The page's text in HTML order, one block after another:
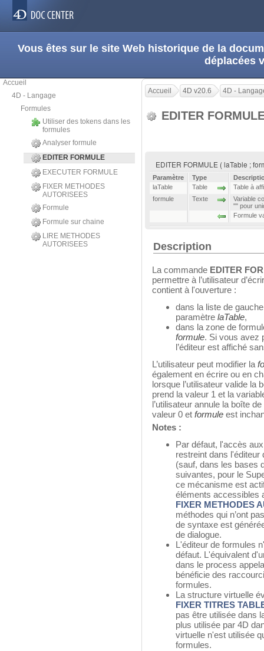
Vous êtes sur le site Web historique de la
déplacées
Accueil
4D - Langage
Formules
Utiliser des tokens dans les
formules
Analyser formule
EDITER FORMULE
EXECUTER FORMULE
FIXER METHODES
AUTORISEES
Formule
Formule sur chaine
LIRE METHODES
AUTORISEES
Accueil 4D v20.6 4D -
EDITER
EDITER FORMULE ( laTable ;
Paramètre Type
laTable
Table
Table à
formule
Texte
Variable
"" pour
Formule
Description
La commande EDITER
permettre à l’utilisateur
contient à l'ouverture :
dans la liste de
paramètre laTable,
dans la zone de
formule. Si vous avez
l’éditeur est affiché
L’utilisateur peut modifier la
également en écrire ou en
lorsque l’utilisateur valide
prend la valeur 1 et la
l’utilisateur annule la boîte
valeur 0 et formule est
Notes :
Par défaut, l'accès
restreint dans
(sauf, dans les bases
suivantes, pour le
ce mécanisme est
éléments accessibles
FIXER METHODES
méthodes qui n’ont
de syntaxe est
de dialogue.
L'éditeur de formules
défaut. L'équivalent
dans le process
bénéficie des
formules.
La structure virtuelle
FIXER TITRES
pas être utilisée dans
plus utilisée par 4D
virtuelle n'est utilisée
formules.